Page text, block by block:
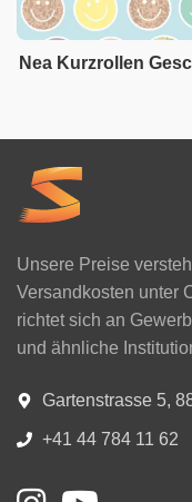
Nea Kurzrollen
Unsere Preise
Versandkosten unter
richtet sich an
und ähnliche
Gartenstrasse 5,
+41 44 784 11 62